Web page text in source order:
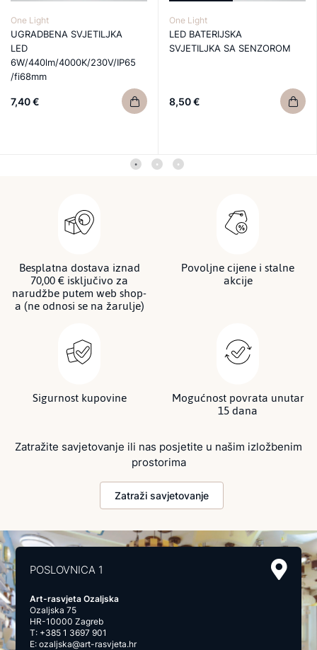
One Light
UGRADBENA SVJETILJKA
LED
6W/440lm/4000K/230V/IP65
/fi68mm
7,40 €
One Light
LED BATERIJSKA
SVJETILJKA SA SENZOROM
8,50 €
Besplatna dostava iznad
70,00 € isključivo za
narudžbe putem web shop-
a (ne odnosi se na žarulje)
Povoljne cijene i stalne
akcije
Sigurnost kupovine Mogućnost povrata unutar
15 dana
Zatražite savjetovanje ili nas posjetite u našim izložbenim
prostorima
Zatraži savjetovanje
POSLOVNICA 1
Art-rasvjeta Ozaljska
Ozaljska 75
HR-10000 Zagreb
T: +385 1 3697 901
E:ozaljska@art-rasvjeta.hr